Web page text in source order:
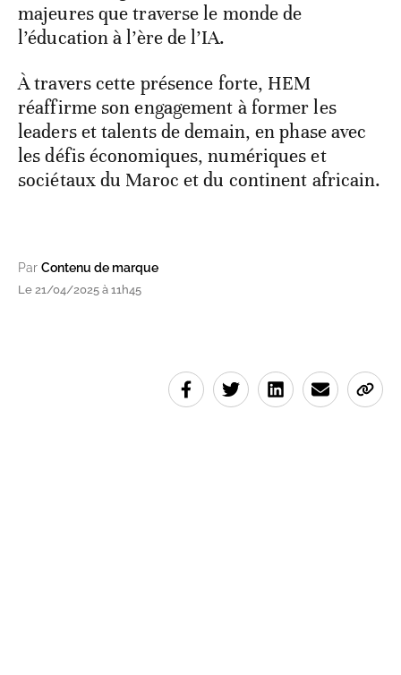
majeures que traverse le monde de
l’éducation à l’ère de l’IA.
À travers cette présence forte, HEM
réaffirme son engagement à former les
leaders et talents de demain, en phase avec
les défis économiques, numériques et
sociétaux du Maroc et du continent africain.
Par Contenu de marque
Le 21/04/2025 à 11h45